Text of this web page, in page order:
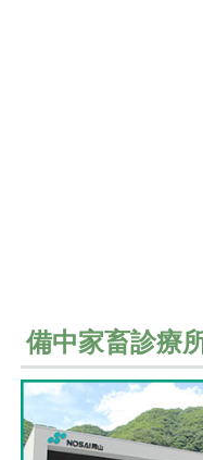
備中家畜診療